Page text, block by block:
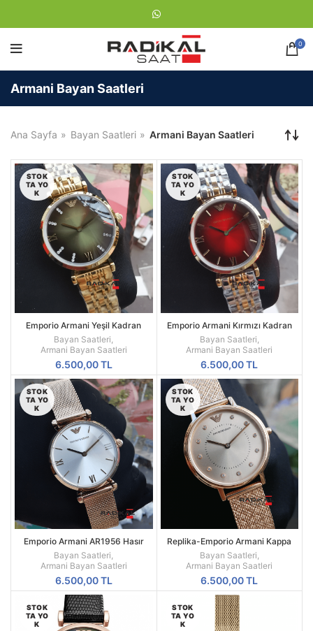
0
Armani Bayan Saatleri
Ana Sayfa Bayan Saatleri Armani Bayan Saatleri
STOK
TA YO
K
Emporio Armani Yeşil Kadran
Replika Bayan Kol Saati
Bayan Saatleri,
Armani Bayan Saatleri
6.500,00TL
STOK
TA YO
K
Emporio Armani Kırmızı Kadran
Replika Bayan Kol Saati
Bayan Saatleri,
Armani Bayan Saatleri
6.500,00TL
STOK
TA YO
K
Emporio Armani AR1956 Hasır
Kordon Replika Bayan Kol Saati
Bayan Saatleri
Armani Bayan Saatleri
6.500,00TL
STOK
TA YO
K
Replika-Emporio Armani Kappa
AR11129 Bayan Kol Saati
Bayan Saatleri
Armani Bayan Saatleri
6.500,00TL
STOK
TA YO
K
STOK
TA YO
K